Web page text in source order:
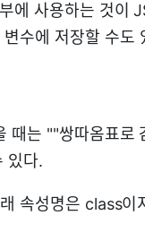
에 사용하는 것이
수에 저장할 수도
는 ""쌍따옴표로
있다.
속성명은 class